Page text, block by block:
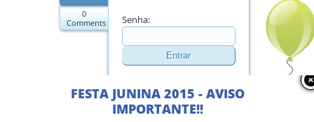
0
Comments
Senha:
Category:Lista
de Material
FESTA JUNINA 2015 - AVISO
IMPORTANTE!!